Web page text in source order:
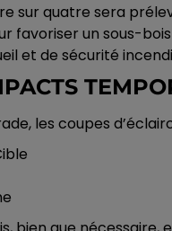
sur quatre sera
favoriser un sous-
et de sécurité
les coupes